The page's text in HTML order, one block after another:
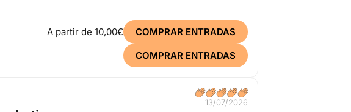
A partir de 10,00€ COMPRAR ENTRADAS
COMPRAR ENTRADAS
13/07/2026